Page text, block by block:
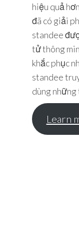
hiệu quả
đã có giải
standee
tử thông
khắc phục
standee
dùng
Learn